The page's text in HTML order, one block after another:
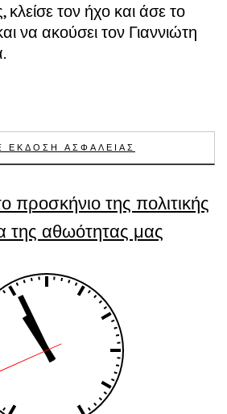
τον ήχο και άσε το
να ακούσει τον Γιαννιώτη
ΕΚΔΟΣΗ ΑΣΦΑΛΕΙΑΣ
προσκήνιο της πολιτικής
της αθωότητας μας